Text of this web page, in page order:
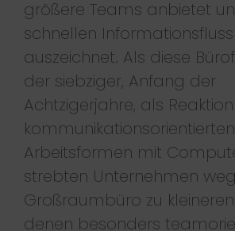
größere Teams anbietet
schnellen Informationsfluss
auszeichnet. Als diese
der siebziger, Anfang der
Achtzigerjahre, als
kommunikationsorientierten
Arbeitsformen mit
strebten Unternehmen
Großraumbüro zu kleineren
denen besonders